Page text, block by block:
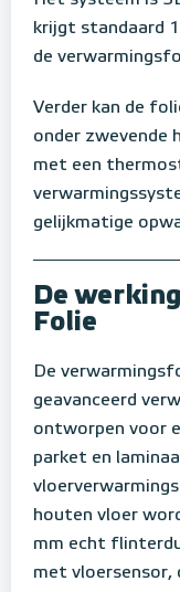
krijgt standaard
de
Verder kan de
onder zwevende
met een
gelijkmatige
De
Folie
De
geavanceerd
ontworpen voor
parket en
houten vloer
mm echt
met vloersensor,